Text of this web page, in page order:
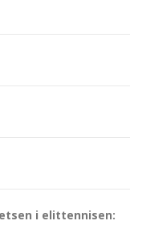
i elittennisen: